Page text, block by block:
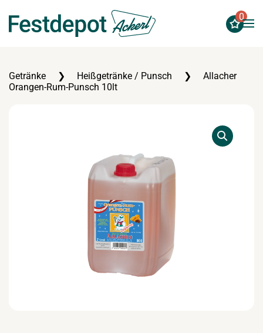
Zum Hauptinhalt springen
0
Getränke Heißgetränke / Punsch
Allacher
Orangen-Rum-Punsch 10lt